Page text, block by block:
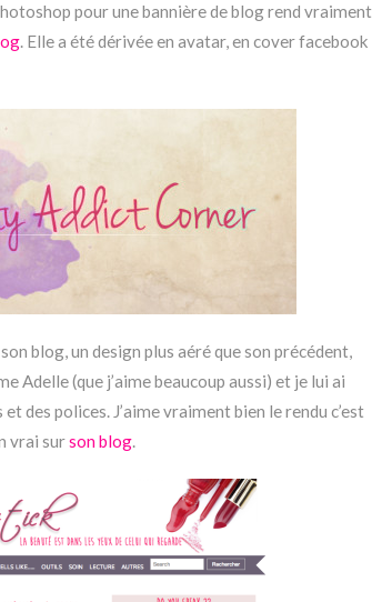
pour une bannière de blog rend vraiment
. Elle a été dérivée en avatar, en cover facebook
blog, un design plus aéré que son précédent,
Adelle (que j’aime beaucoup aussi) et je lui ai
des polices. J’aime vraiment bien le rendu c’est
vrai surson blog.